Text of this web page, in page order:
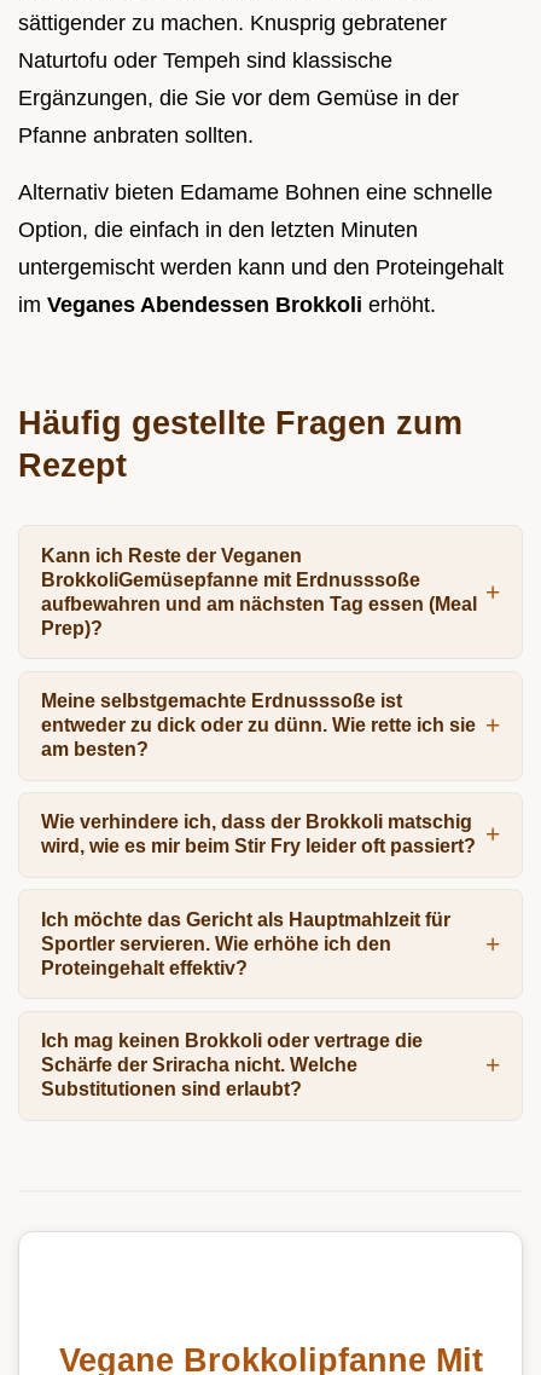
sättigender zu machen. Knusprig gebratener
Naturtofu oder Tempeh sind klassische
Ergänzungen, die Sie vor dem Gemüse in der
Pfanne anbraten sollten.
Alternativ bieten Edamame Bohnen eine schnelle
Option, die einfach in den letzten Minuten
untergemischt werden kann und den Proteingehalt
im Veganes Abendessen Brokkoli erhöht.
Häufig gestellte Fragen zum
Rezept
Kann ich Reste der Veganen
BrokkoliGemüsepfanne mit Erdnusssoße
aufbewahren und am nächsten Tag essen (Meal
Prep)?
Meine selbstgemachte Erdnusssoße ist
entweder zu dick oder zu dünn. Wie rette ich sie
am besten?
Wie verhindere ich, dass der Brokkoli matschig
wird, wie es mir beim Stir Fry leider oft passiert?
Ich möchte das Gericht als Hauptmahlzeit für
Sportler servieren. Wie erhöhe ich den
Proteingehalt effektiv?
Ich mag keinen Brokkoli oder vertrage die
Schärfe der Sriracha nicht. Welche
Substitutionen sind erlaubt?
Vegane Brokkolipfanne Mit